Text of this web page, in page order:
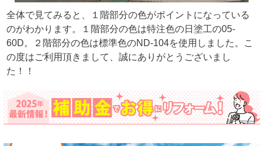
全体で見てみると、１階部分の色がポイントになっている
のがわかります。１階部分の色は特注色の日塗工の05-
60D。２階部分の色は標準色のND-104を使用しました。こ
の度はご利用頂きまして、誠にありがとうございまし
た！！